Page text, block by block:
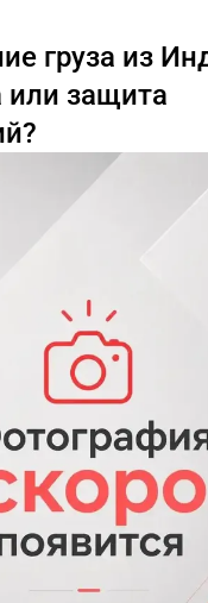
груза из
или защита